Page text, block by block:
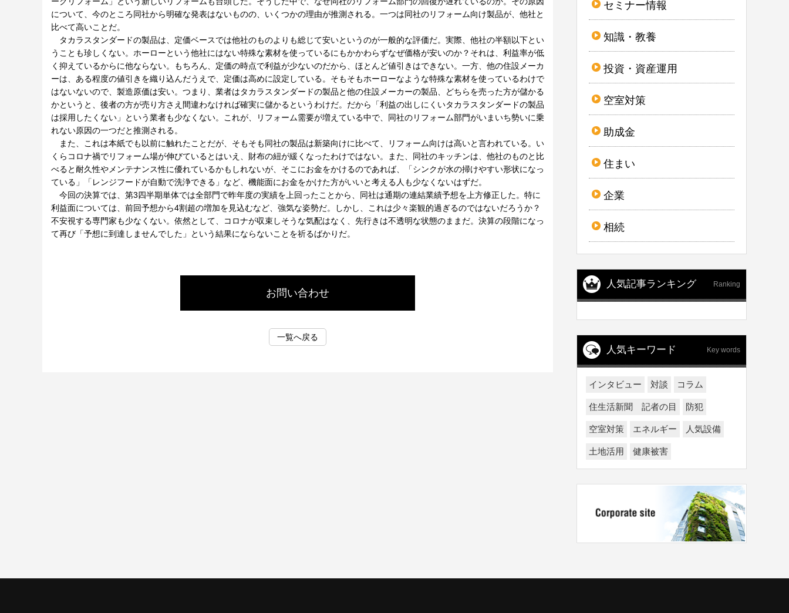
について、今のところ同社から明確な発表はないものの、いくつかの理由が推測される。一つは同社のリフォーム向け製品が、他社と
比べて高いことだ。
タカラスタンダードの製品は、定価ベースでは他社のものよりも総じて安いというのが一般的な評価だ。実際、他社の半額以下とい
うことも珍しくない。ホーローという他社にはない特殊な素材を使っているにもかかわらずなぜ価格が安いのか？それは、利益率が低
く抑えているからに他ならない。もちろん、定価の時点で利益が少ないのだから、ほとんど値引きはできない。一方、他の住設メーカ
ーは、ある程度の値引きを織り込んだうえで、定価は高めに設定している。そもそもホーローなような特殊な素材を使っているわけで
はないないので、製造原価は安い。つまり、業者はタカラスタンダードの製品と他の住設メーカーの製品、どちらを売った方が儲かる
かというと、後者の方が売り方さえ間違わなければ確実に儲かるというわけだ。だから「利益の出しにくいタカラスタンダードの製品
は採用したくない」という業者も少なくない。これが、リフォーム需要が増えている中で、同社のリフォーム部門がいまいち勢いに乗
れない原因の一つだと推測される。
また、これは本紙でも以前に触れたことだが、そもそも同社の製品は新築向けに比べて、リフォーム向けは高いと言われている。い
くらコロナ禍でリフォーム場が伸びているとはいえ、財布の紐が緩くなったわけではない。また、同社のキッチンは、他社のものと比
べると耐久性やメンテナンス性に優れているかもしれないが、そこにお金をかけるのであれば、「シンクが水の掃けやすい形状になっ
ている」「レンジフードが自動で洗浄できる」など、機能面にお金をかけた方がいいと考える人も少なくないはずだ。
今回の決算では、第3四半期単体では全部門で昨年度の実績を上回ったことから、同社は通期の連結業績予想を上方修正した。特に
利益面については、前回予想から4割超の増加を見込むなど、強気な姿勢だ。しかし、これは少々楽観的過ぎるのではないだろうか？
不安視する専門家も少なくない。依然として、コロナが収束しそうな気配はなく、先行きは不透明な状態のままだ。決算の段階になっ
て再び「予想に到達しませんでした」という結果にならないことを祈るばかりだ。
お問い合わせ
一覧へ戻る
セミナー情報
知識・教養
投資・資産運用
空室対策
助成金
住まい
企業
相続
人気記事ランキング Ranking
人気キーワード Key words
インタビュー 対談 コラム
住生活新聞 記者の目 防犯
空室対策 エネルギー 人気設備
土地活用 健康被害